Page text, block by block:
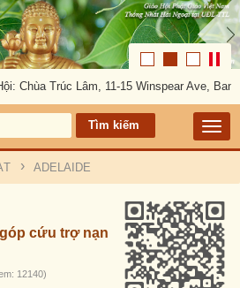
Chùa Trúc Lâm, 11-15 Winspear Ave,
› ADELAIDE
cứu trợ nạn
12140)